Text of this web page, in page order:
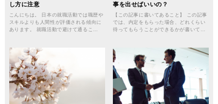
し方に注意
こんにちは。 日本の就職活動では職歴や
スキルよりも人間性が評価される傾向に
あります。 就職活動で避けて通るこ…
事を出せばいいの？
【この記事に書いてあること】 この記事
では、内定をもらった場合、どれくらい
待ってもらうことができるかが書いて…